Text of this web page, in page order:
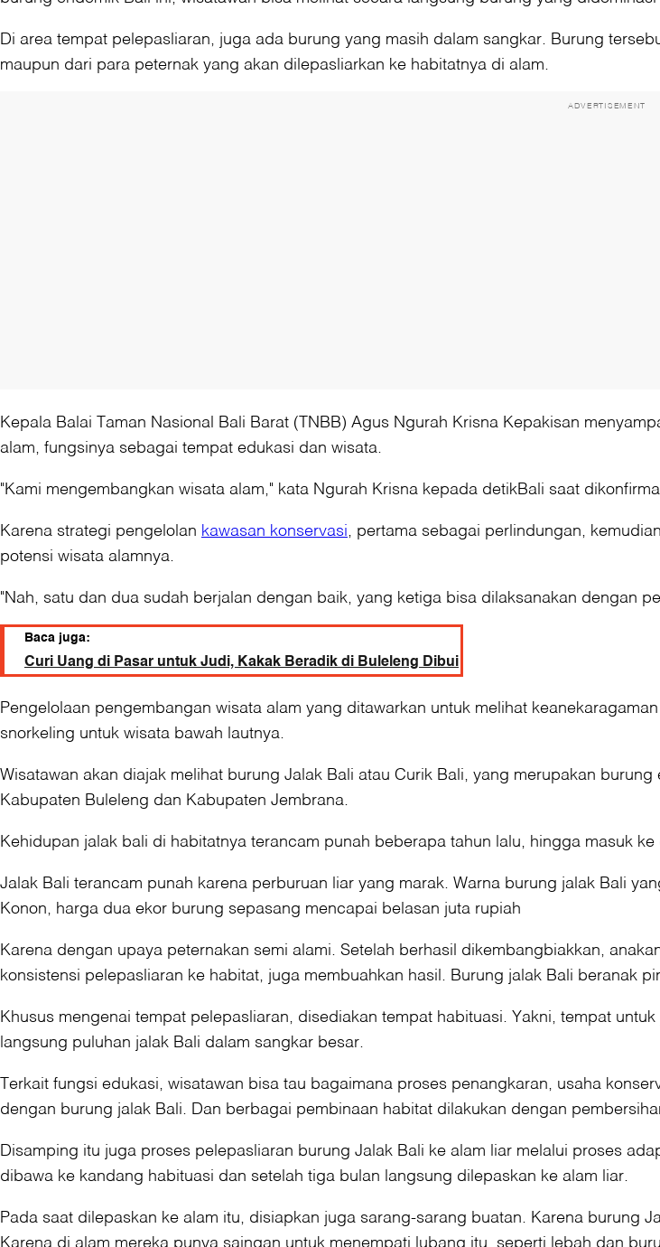
Di area tempat pelepasliaran, juga ada burung yang masih dalam sangkar. Burung
maupun dari para peternak yang akan dilepasliarkan ke habitatnya di alam.
ADVERTISEMENT
Kepala Balai Taman Nasional Bali Barat (TNBB) Agus Ngurah Krisna Kepakisan
alam, fungsinya sebagai tempat edukasi dan wisata.
"Kami mengembangkan wisata alam," kata Ngurah Krisna kepada detikBali saat
Karena strategi pengelolan kawasan konservasi, pertama sebagai perlindungan,
potensi wisata alamnya.
"Nah, satu dan dua sudah berjalan dengan baik, yang ketiga bisa dilaksanakan dengan
Baca juga:
Curi Uang di Pasar untuk Judi, Kakak Beradik di Buleleng Dibui
Pengelolaan pengembangan wisata alam yang ditawarkan untuk melihat
snorkeling untuk wisata bawah lautnya.
Wisatawan akan diajak melihat burung Jalak Bali atau Curik Bali, yang merupakan
Kabupaten Buleleng dan Kabupaten Jembrana.
Kehidupan jalak bali di habitatnya terancam punah beberapa tahun lalu, hingga masuk
Jalak Bali terancam punah karena perburuan liar yang marak. Warna burung jalak Bali
Konon, harga dua ekor burung sepasang mencapai belasan juta rupiah
Karena dengan upaya peternakan semi alami. Setelah berhasil dikembangbiakkan,
konsistensi pelepasliaran ke habitat, juga membuahkan hasil. Burung jalak Bali beranak
Khusus mengenai tempat pelepasliaran, disediakan tempat habituasi. Yakni, tempat
langsung puluhan jalak Bali dalam sangkar besar.
Terkait fungsi edukasi, wisatawan bisa tau bagaimana proses penangkaran, usaha
dengan burung jalak Bali. Dan berbagai pembinaan habitat dilakukan dengan
Disamping itu juga proses pelepasliaran burung Jalak Bali ke alam liar melalui proses
dibawa ke kandang habituasi dan setelah tiga bulan langsung dilepaskan ke alam liar.
Pada saat dilepaskan ke alam itu, disiapkan juga sarang-sarang buatan. Karena burung
Karena di alam mereka punya saingan untuk menempati lubang itu, seperti lebah dan